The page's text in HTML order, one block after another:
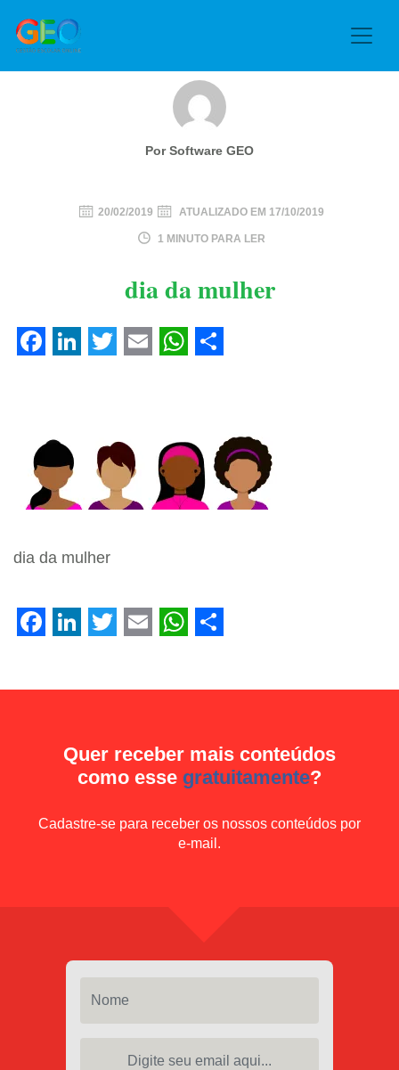
Por Software GEO
20/02/2019 ATUALIZADO EM 17/10/2019
1 MINUTO PARA LER
dia da mulher
dia da mulher
Quer receber mais conteúdos
como esse gratuitamente?
Cadastre-se para receber os nossos conteúdos por
e-mail.